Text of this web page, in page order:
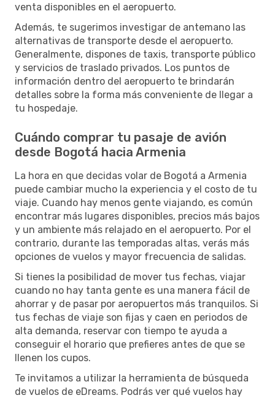
venta disponibles en el aeropuerto.
Además, te sugerimos investigar de antemano las
alternativas de transporte desde el aeropuerto.
Generalmente, dispones de taxis, transporte público
y servicios de traslado privados. Los puntos de
información dentro del aeropuerto te brindarán
detalles sobre la forma más conveniente de llegar a
tu hospedaje.
Cuándo comprar tu pasaje de avión
desde Bogotá hacia Armenia
La hora en que decidas volar de Bogotá a Armenia
puede cambiar mucho la experiencia y el costo de tu
viaje. Cuando hay menos gente viajando, es común
encontrar más lugares disponibles, precios más bajos
y un ambiente más relajado en el aeropuerto. Por el
contrario, durante las temporadas altas, verás más
opciones de vuelos y mayor frecuencia de salidas.
Si tienes la posibilidad de mover tus fechas, viajar
cuando no hay tanta gente es una manera fácil de
ahorrar y de pasar por aeropuertos más tranquilos. Si
tus fechas de viaje son fijas y caen en periodos de
alta demanda, reservar con tiempo te ayuda a
conseguir el horario que prefieres antes de que se
llenen los cupos.
Te invitamos a utilizar la herramienta de búsqueda
de vuelos de eDreams. Podrás ver qué vuelos hay